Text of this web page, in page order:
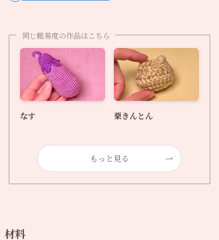
同じ難易度の作品はこちら
なす 栗きんとん
もっと見る
材料